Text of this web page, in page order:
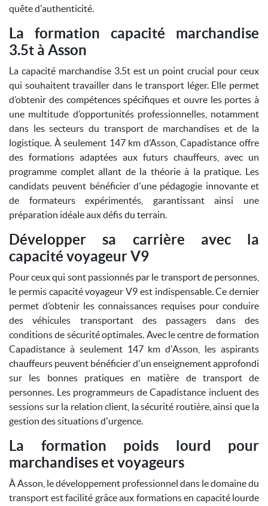
quête d'authenticité.
La formation capacité marchandise
3.5t à Asson
La capacité marchandise 3.5t est un point crucial pour ceux
qui souhaitent travailler dans le transport léger. Elle permet
d’obtenir des compétences spécifiques et ouvre les portes à
une multitude d’opportunités professionnelles, notamment
dans les secteurs du transport de marchandises et de la
logistique. À seulement 147 km d’Asson, Capadistance offre
des formations adaptées aux futurs chauffeurs, avec un
programme complet allant de la théorie à la pratique. Les
candidats peuvent bénéficier d'une pédagogie innovante et
de formateurs expérimentés, garantissant ainsi une
préparation idéale aux défis du terrain.
Développer sa carrière avec la
capacité voyageur V9
Pour ceux qui sont passionnés par le transport de personnes,
le permis capacité voyageur V9 est indispensable. Ce dernier
permet d’obtenir les connaissances requises pour conduire
des véhicules transportant des passagers dans des
conditions de sécurité optimales. Avec le centre de formation
Capadistance à seulement 147 km d'Asson, les aspirants
chauffeurs peuvent bénéficier d'un enseignement approfondi
sur les bonnes pratiques en matière de transport de
personnes. Les programmeurs de Capadistance incluent des
sessions sur la relation client, la sécurité routière, ainsi que la
gestion des situations d'urgence.
La formation poids lourd pour
marchandises et voyageurs
À Asson, le développement professionnel dans le domaine du
transport est facilité grâce aux formations en capacité lourde